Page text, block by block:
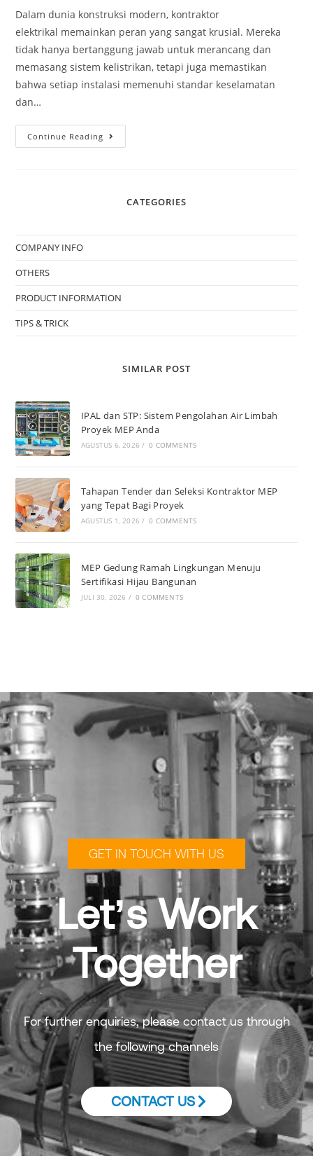
Dalam dunia konstruksi modern, kontraktor
elektrikal memainkan peran yang sangat krusial. Mereka
tidak hanya bertanggung jawab untuk merancang dan
memasang sistem kelistrikan, tetapi juga memastikan
bahwa setiap instalasi memenuhi standar keselamatan
dan…
Continue Reading
CATEGORIES
COMPANY INFO
OTHERS
PRODUCT INFORMATION
TIPS & TRICK
SIMILAR POST
IPAL dan STP: Sistem Pengolahan Air Limbah
Proyek MEP Anda
AGUSTUS 6, 2026 / 0 COMMENTS
Tahapan Tender dan Seleksi Kontraktor MEP
yang Tepat Bagi Proyek
AGUSTUS 1, 2026 / 0 COMMENTS
MEP Gedung Ramah Lingkungan Menuju
Sertifikasi Hijau Bangunan
JULI 30, 2026 / 0 COMMENTS
GET IN TOUCH WITH US
Let’s Work
Together
For further enquiries, please contact us through
the following channels
CONTACT US